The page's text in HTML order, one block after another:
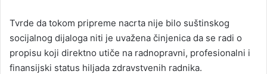
Tvrde da tokom pripreme nacrta nije bilo suštinskog
socijalnog dijaloga niti je uvažena činjenica da se radi o
propisu koji direktno utiče na radnopravni, profesionalni i
finansijski status hiljada zdravstvenih radnika.